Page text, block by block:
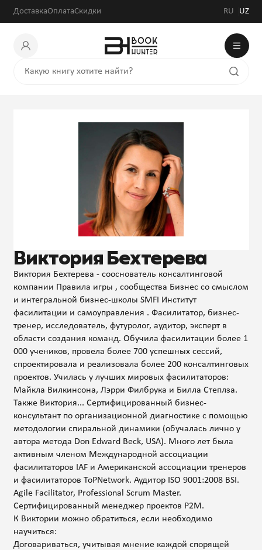
ДоставкаОплатаСкидки RU UZ
Виктория Бехтерева
Виктория Бехтерева - сооснователь консалтинговой
компании Правила игры , сообщества Бизнес со смыслом
и интегральной бизнес-школы SMFI Институт
фасилитации и самоуправления . Фасилитатор, бизнес-
тренер, исследователь, футуролог, аудитор, эксперт в
области создания команд. Обучила фасилитации более 1
000 учеников, провела более 700 успешных сессий,
спроектировала и реализовала более 200 консалтинговых
проектов. Училась у лучших мировых фасилитаторов:
Майкла Вилкинсона, Лэрри Филбрука и Билла Степлза.
Также Виктория... Сертифицированный бизнес-
консультант по организационной диагностике с помощью
методологии спиральной динамики (обучалась лично у
автора метода Don Edward Beck, USA). Много лет была
активным членом Международной ассоциации
фасилитаторов IAF и Американской ассоциации тренеров
и фасилитаторов ToPNetwork. Аудитор ISO 9001:2008 BSI.
Agile Facilitator, Professional Scrum Master.
Сертифицированный менеджер проектов P2M.
К Виктории можно обратиться, если необходимо
научиться:
Договариваться, учитывая мнение каждой спорящей